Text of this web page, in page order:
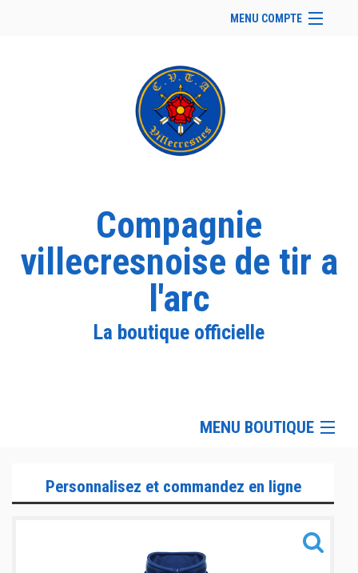
MENU COMPTE
Retour à notre site
Facebook
Instagram
Se connecter
Compagnie
villecresnoise de tir a
l'arc
La boutique officielle
MENU BOUTIQUE
Tenue officiel bas
Les accessoires
Personnalisez et commandez en ligne